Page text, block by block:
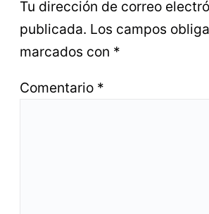
Tu dirección de correo
publicada. Los campos
marcados con *
Comentario *